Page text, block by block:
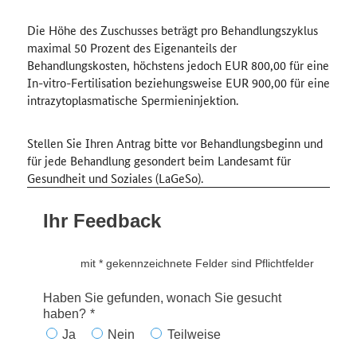
Die Höhe des Zuschusses beträgt pro Behandlungszyklus
maximal 50 Prozent des Eigenanteils der
Behandlungskosten, höchstens jedoch EUR 800,00 für eine
In-vitro-Fertilisation beziehungsweise EUR 900,00 für eine
intrazytoplasmatische Spermieninjektion.
Stellen Sie Ihren Antrag bitte vor Behandlungsbeginn und
für jede Behandlung gesondert beim Landesamt für
Gesundheit und Soziales (LaGeSo).